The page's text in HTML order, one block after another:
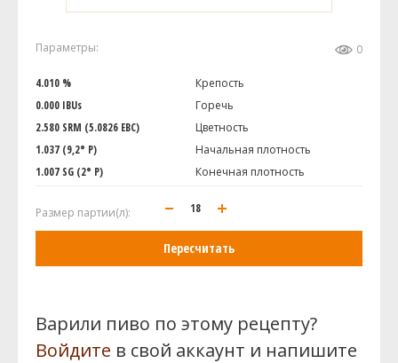
Параметры: 0
4.010 %
Крепость
0.000 IBUs
Горечь
2.580 SRM (5.0826 EBC)
Цветность
1.037 (9,2° P)
Начальная плотность
1.007 SG (2° P)
Конечная плотность
Размер партии(л):
Пересчитать
Варили пиво по этому рецепту?
Войдите в свой аккаунт и напишите